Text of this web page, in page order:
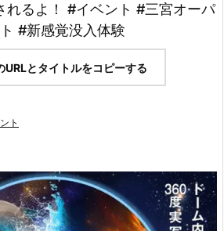
れるよ！ #イベント #三宮オーパ
#新感覚没入体験
URLとタイトルをコピーする
ト